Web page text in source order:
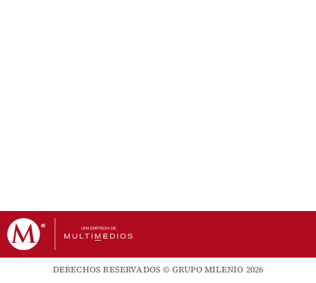
DERECHOS RESERVADOS © GRUPO MILENIO 2026